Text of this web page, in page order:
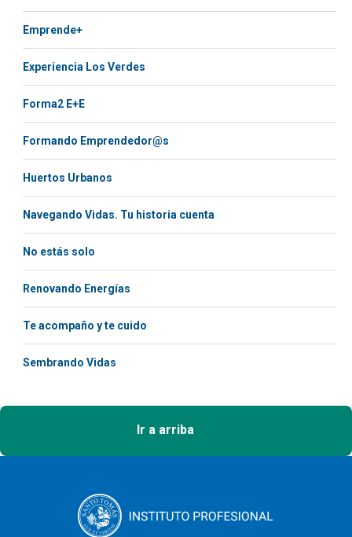
Emprende+
Experiencia Los Verdes
Forma2 E+E
Formando Emprendedor@s
Huertos Urbanos
Navegando Vidas. Tu historia cuenta
No estás solo
Renovando Energías
Te acompaño y te cuido
Sembrando Vidas
Ir a arriba